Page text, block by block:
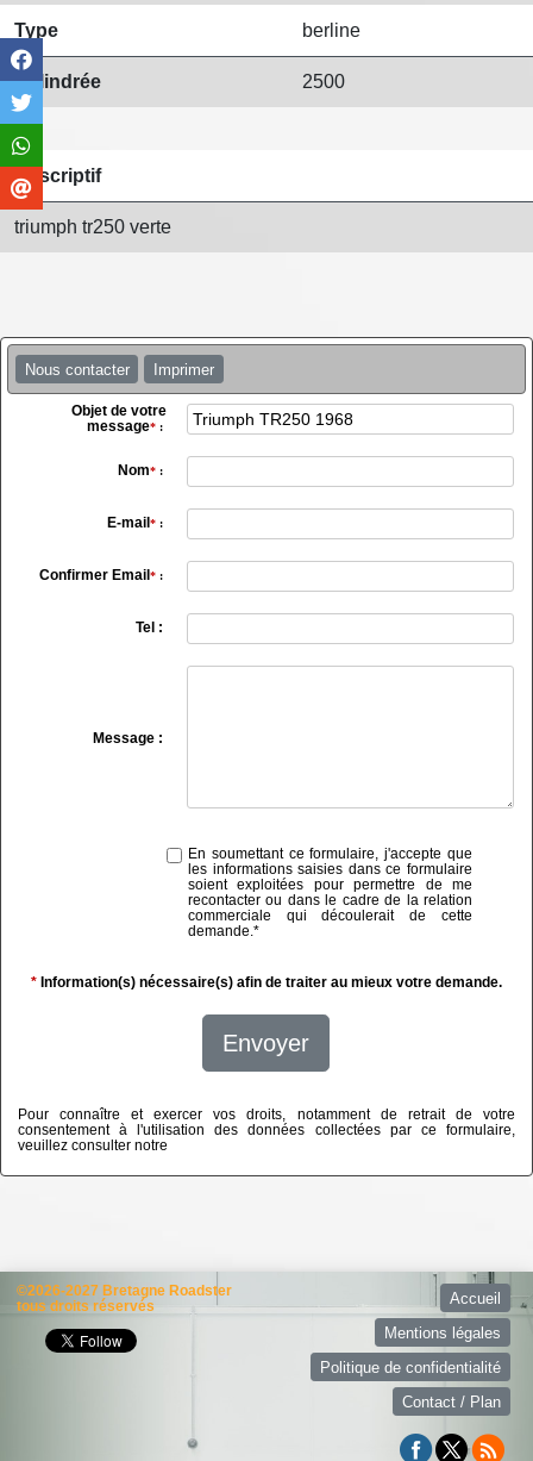
Type berline
Cylindrée 2500
Descriptif
triumph tr250 verte
Nous contacter Imprimer
Objet de votre
message*:
Nom*:
E-mail *:
Confirmer Email *:
Tel :
Message :
En soumettant ce formulaire, j'accepte que
les informations saisies dans ce formulaire
soient exploitées pour permettre de me
recontacter ou dans le cadre de la relation
commerciale qui découlerait de cette
demande.*
* Information(s) nécessaire(s) afin de traiter au mieux votre demande.
Envoyer
Pour connaître et exercer vos droits, notamment de retrait de votre
consentement à l'utilisation des données collectées par ce formulaire,
veuillez consulter notre
©2026-2027 Bretagne Roadster
tous droits réservés
Accueil
Mentions légales
Politique de confidentialité
Contact / Plan